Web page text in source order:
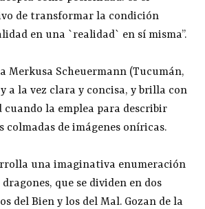
de transformar la condición
en una `realidad` en sí misma”.
Merkusa Scheuermann (Tucumán,
y a la vez clara y concisa, y brilla con
la emplea para describir
colmadas de imágenes oníricas.
una imaginativa enumeración
dragones, que se dividen en dos
del Bien y los del Mal. Gozan de la